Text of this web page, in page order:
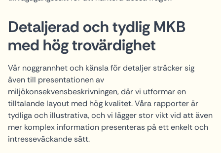
Detaljerad och tydlig MKB
med hög trovärdighet
Vår noggrannhet och känsla för detaljer sträcker sig
även till presentationen av
miljökonsekvensbeskrivningen, där vi utformar en
tilltalande layout med hög kvalitet. Våra rapporter är
tydliga och illustrativa, och vi lägger stor vikt vid att även
mer komplex information presenteras på ett enkelt och
intresseväckande sätt.